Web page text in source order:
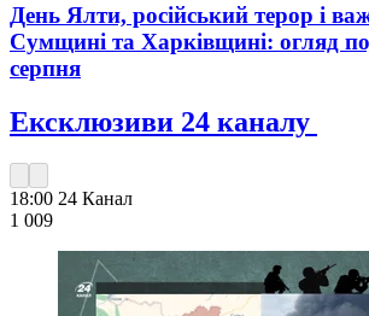
День Ялти, російський терор і
Сумщині та Харківщині: огляд
серпня
Ексклюзиви 24 каналу
18:00 24 Канал
1 009